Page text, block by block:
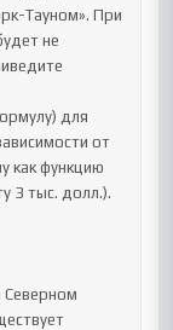
Тауном». При
не
для
от
как функцию
3 тыс. долл.).
Северном